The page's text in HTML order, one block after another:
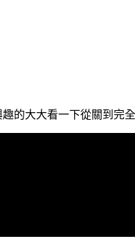
的大大看一下從關到完